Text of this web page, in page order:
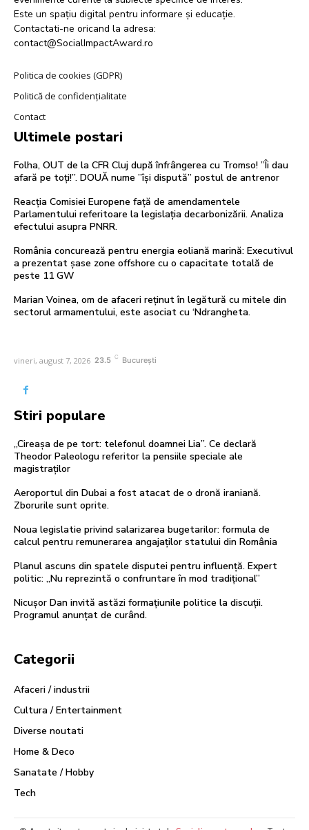
Este un spațiu digital pentru informare și educație.
Contactati-ne oricand la adresa:
contact@SocialImpactAward.ro
Politica de cookies (GDPR)
Politică de confidențialitate
Contact
Ultimele postari
Folha, OUT de la CFR Cluj după înfrângerea cu Tromso! ”Îi dau
afară pe toți!”. DOUĂ nume ”își dispută” postul de antrenor
Reacția Comisiei Europene față de amendamentele
Parlamentului referitoare la legislația decarbonizării. Analiza
efectului asupra PNRR.
România concurează pentru energia eoliană marină: Executivul
a prezentat șase zone offshore cu o capacitate totală de
peste 11 GW
Marian Voinea, om de afaceri reținut în legătură cu mitele din
sectorul armamentului, este asociat cu ‘Ndrangheta.
vineri, august 7, 2026 23.5 C București
Stiri populare
„Cireașa de pe tort: telefonul doamnei Lia”. Ce declară
Theodor Paleologu referitor la pensiile speciale ale
magistraților
Aeroportul din Dubai a fost atacat de o dronă iraniană.
Zborurile sunt oprite.
Noua legislatie privind salarizarea bugetarilor: formula de
calcul pentru remunerarea angajaților statului din România
Planul ascuns din spatele disputei pentru influență. Expert
politic: „Nu reprezintă o confruntare în mod tradițional”
Nicușor Dan invită astăzi formațiunile politice la discuții.
Programul anunțat de curând.
Categorii
Afaceri / industrii
Cultura / Entertainment
Diverse noutati
Home & Deco
Sanatate / Hobby
Tech